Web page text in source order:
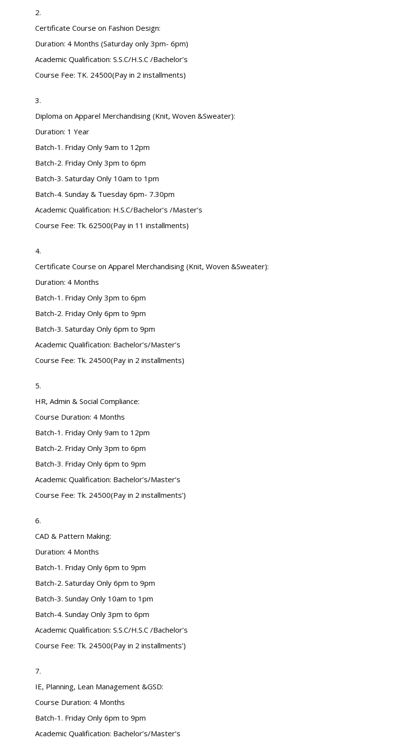
2.
Certificate Course on Fashion Design:
Duration: 4 Months (Saturday only 3pm- 6pm)
Academic Qualification: S.S.C/H.S.C /Bachelor’s
Course Fee: TK. 24500(Pay in 2 installments)
3.
Diploma on Apparel Merchandising (Knit, Woven &Sweater):
Duration: 1 Year
Batch-1. Friday Only 9am to 12pm
Batch-2. Friday Only 3pm to 6pm
Batch-3. Saturday Only 10am to 1pm
Batch-4. Sunday & Tuesday 6pm- 7.30pm
Academic Qualification: H.S.C/Bachelor’s /Master’s
Course Fee: Tk. 62500(Pay in 11 installments)
4.
Certificate Course on Apparel Merchandising (Knit, Woven &Sweater):
Duration: 4 Months
Batch-1. Friday Only 3pm to 6pm
Batch-2. Friday Only 6pm to 9pm
Batch-3. Saturday Only 6pm to 9pm
Academic Qualification: Bachelor’s/Master’s
Course Fee: Tk. 24500(Pay in 2 installments)
5.
HR, Admin & Social Compliance:
Course Duration: 4 Months
Batch-1. Friday Only 9am to 12pm
Batch-2. Friday Only 3pm to 6pm
Batch-3. Friday Only 6pm to 9pm
Academic Qualification: Bachelor’s/Master’s
Course Fee: Tk. 24500(Pay in 2 installments’)
6.
CAD & Pattern Making:
Duration: 4 Months
Batch-1. Friday Only 6pm to 9pm
Batch-2. Saturday Only 6pm to 9pm
Batch-3. Sunday Only 10am to 1pm
Batch-4. Sunday Only 3pm to 6pm
Academic Qualification: S.S.C/H.S.C /Bachelor’s
Course Fee: Tk. 24500(Pay in 2 installments’)
7.
IE, Planning, Lean Management &GSD:
Course Duration: 4 Months
Batch-1. Friday Only 6pm to 9pm
Academic Qualification: Bachelor’s/Master’s